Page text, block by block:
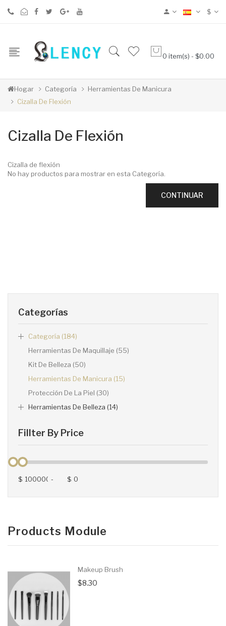
$
0 item(s) - $0.00
Hogar Categoría
Herramientas De Manicura
Cizalla De Flexión
Fillter By Price
$ - $
Categorías
Categoría (184)
Herramientas De Maquillaje (55)
Kit De Belleza (50)
Herramientas De Manicura (15)
Protección De La Piel (30)
Herramientas De Belleza (14)
Products Module
Makeup Brush
$8.30
Cizalla De Flexión
Cizalla de flexión
No hay productos para mostrar en esta Categoría.
CONTINUAR